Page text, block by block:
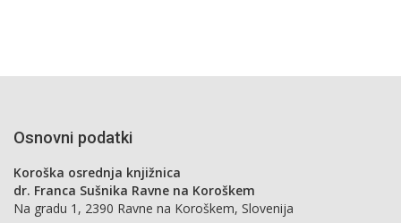
Osnovni podatki
Koroška osrednja knjižnica
dr. Franca Sušnika Ravne na Koroškem
Na gradu 1, 2390 Ravne na Koroškem, Slovenija